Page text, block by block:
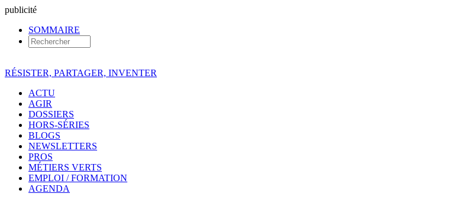
publicité
SOMMAIRE
RÉSISTER, PARTAGER, INVENTER
ACTU
AGIR
DOSSIERS
HORS-SÉRIES
BLOGS
NEWSLETTERS
PROS
MÉTIERS VERTS
EMPLOI / FORMATION
AGENDA